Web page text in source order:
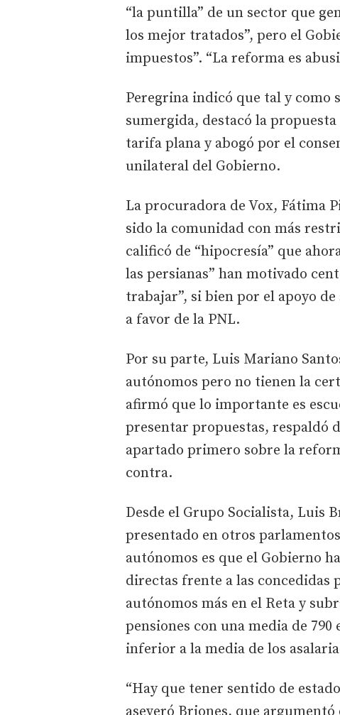
“la puntilla” de un sector que
los mejor tratados”, pero el
impuestos”. “La reforma es
Peregrina indicó que tal y como
sumergida, destacó la
tarifa plana y abogó por el
unilateral del Gobierno.
La procuradora de Vox, Fátima
sido la comunidad con más
calificó de “hipocresía” que
las persianas” han motivado
trabajar”, si bien por el apoyo
a favor de la PNL.
Por su parte, Luis Mariano
autónomos pero no tienen la
afirmó que lo importante es
presentar propuestas, respaldó
apartado primero sobre la
contra.
Desde el Grupo Socialista, Luis
presentado en otros
autónomos es que el Gobierno
directas frente a las concedidas
autónomos más en el Reta y
pensiones con una media de
inferior a la media de los
“Hay que tener sentido de